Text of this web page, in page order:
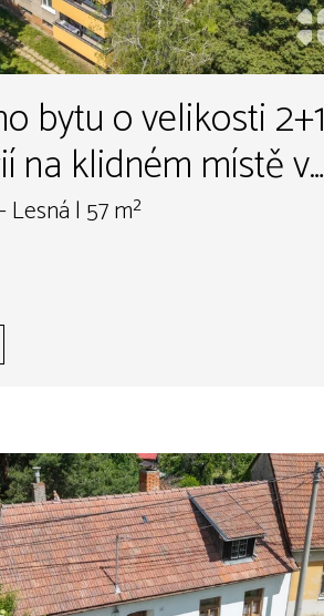
bytu o velikosti 2+1
na klidném místě v
Brno - Lesná. Byt
zeleně a místnosti
vstupy z předsíně.
| 57 m²